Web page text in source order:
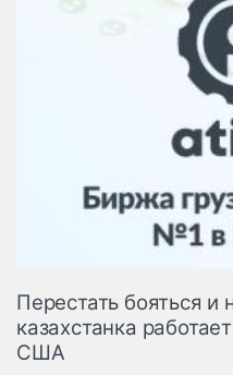
Перестать бояться и
казахстанка
США